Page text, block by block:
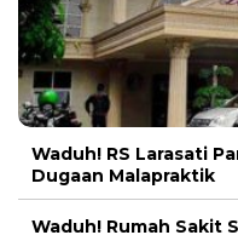
Waduh! RS Larasati
Dugaan Malapraktik
Waduh! Rumah Sakit